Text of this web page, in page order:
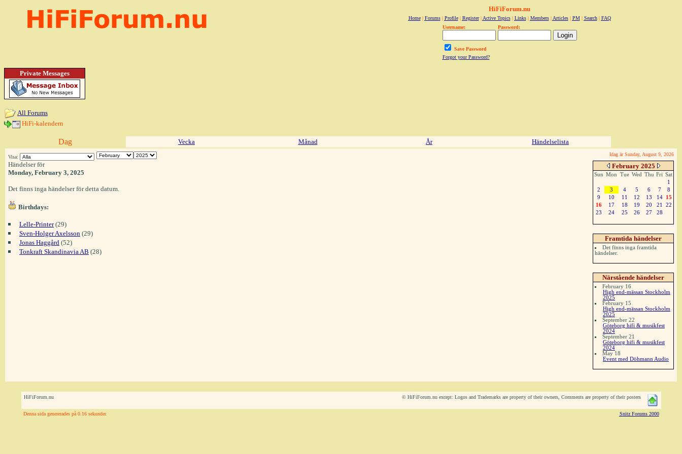
HiFiForum.nu
Home| Forums| Profile| Register| Active Topics| Links| Members| Articles| PM| Search| FAQ
Username:
Password:
Save Password
Forgot your Password?
Private Messages
All Forums
HiFi-kalendern
Dag Vecka Månad År Händelselista
Visa: Idag är Sunday, August 9, 2026
Händelser för
Monday, February 3, 2025
Det finns inga händelser för detta datum.
Birthdays:
Lelle-Printer(29)
Sven-Holger Axelsson (29)
Jonas Haggård (52)
Tonkraft Skandinavia AB (28)
February 2025
Sun Mon Tue Wed Thu Fri Sat
1
2
3 4 5 6 7
8
9
10 11 12 13 14
15
16
17 18 19 20 21
22
23
24 25 26 27 28
Framtida händelser
Det finns inga framtida
händelser.
Närstående händelser
February 16
High end-mässan Stockholm
2025
February 15
High end-mässan Stockholm
2025
September 22
Göteborg hifi & musikfest
2024
September 21
Göteborg hifi & musikfest
2024
May 18
Event med Döhmann Audio
HiFiForum.nu © HiFiForum.nu except: Logos and Trademarks are property of their owners, Comments are property of their posters
Denna sida genererades på 0.16 sekunder. Snitz Forums 2000